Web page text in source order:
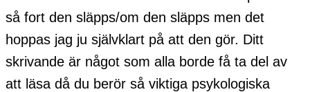
så fort den släpps/om den släpps men det
hoppas jag ju självklart på att den gör. Ditt
skrivande är något som alla borde få ta del av
att läsa då du berör så viktiga psykologiska